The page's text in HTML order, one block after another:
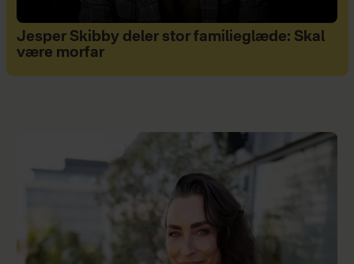
Jesper Skibby deler stor familieglæde: Skal
være morfar